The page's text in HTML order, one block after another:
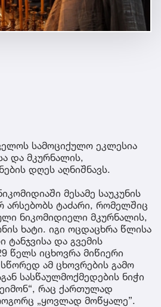
სამოციქულო ეკლესია
და მკურნალის,
დღეს აღნიშნავს.
მესამე საუკუნის
არსებობს ტაძარი, რომელშიც
ნიკომიდიელი მკურნალის,
ხატი. იგი ოცდაცხრა წლისა
ტანჯვისა და გვემის
წელს იცხოვრა მიწიერი
ამ ცხოვრების გამო
სასწაულმოქმედების ნიჭი
რაც ქართულად
„ყოვლად მოწყალე”.